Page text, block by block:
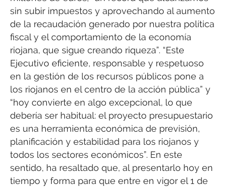
sin subir impuestos y aprovechando al aumento
de la recaudación generado por nuestra política
fiscal y el comportamiento de la economía
riojana, que sigue creando riqueza”. “Este
Ejecutivo eficiente, responsable y respetuoso
en la gestión de los recursos públicos pone a
los riojanos en el centro de la acción pública” y
“hoy convierte en algo excepcional, lo que
debería ser habitual: el proyecto presupuestario
es una herramienta económica de previsión,
planificación y estabilidad para los riojanos y
todos los sectores económicos”. En este
sentido, ha resaltado que, al presentarlo hoy en
tiempo y forma para que entre en vigor el 1 de